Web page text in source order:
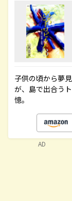
子供の頃から夢
が、島で出合う
憶。
AD